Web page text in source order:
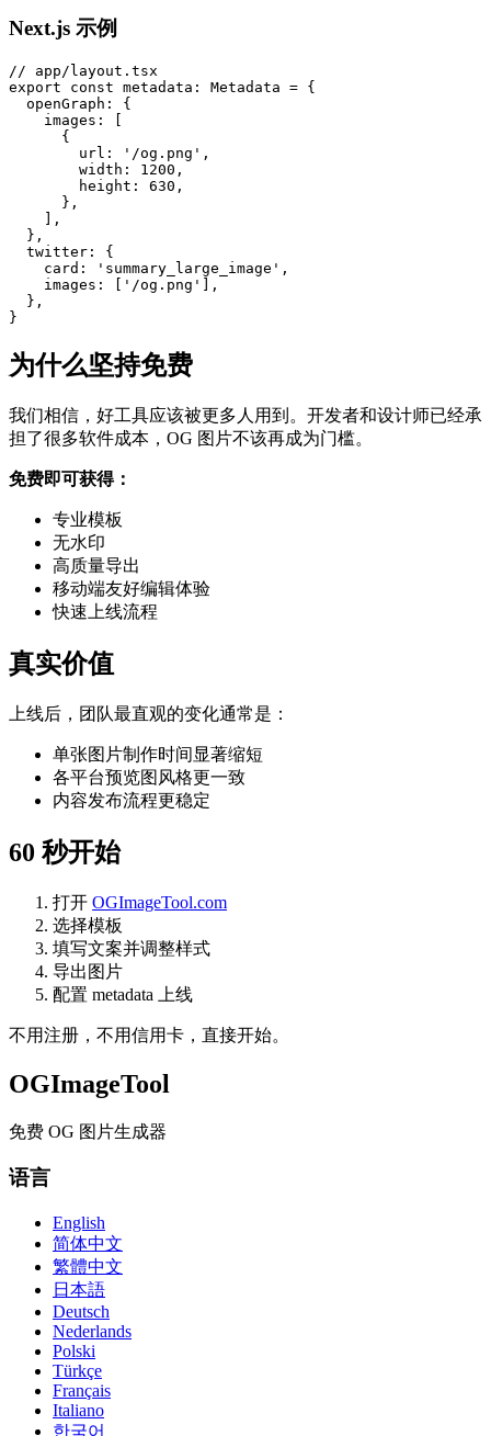
Next.js 示例
// app/layout.tsx
export const metadata: Metadata = {
  openGraph: {
    images: [
      {
        url: '/og.png',
        width: 1200,
        height: 630,
      },
    ],
  },
  twitter: {
    card: 'summary_large_image',
    images: ['/og.png'],
  },
为什么坚持免费
我们相信，好工具应该被更多人用到。开发者和设计师已经承
担了很多软件成本，OG 图片不该再成为门槛。
免费即可获得：
专业模板
无水印
高质量导出
移动端友好编辑体验
快速上线流程
真实价值
上线后，团队最直观的变化通常是：
单张图片制作时间显著缩短
各平台预览图风格更一致
内容发布流程更稳定
60 秒开始
打开 OGImageTool.com
选择模板
填写文案并调整样式
导出图片
配置 metadata 上线
不用注册，不用信用卡，直接开始。
OGImageTool
免费 OG 图片生成器
语言
English
简体中文
繁體中文
日本語
Deutsch
Nederlands
Polski
Türkçe
Français
Italiano
한국어